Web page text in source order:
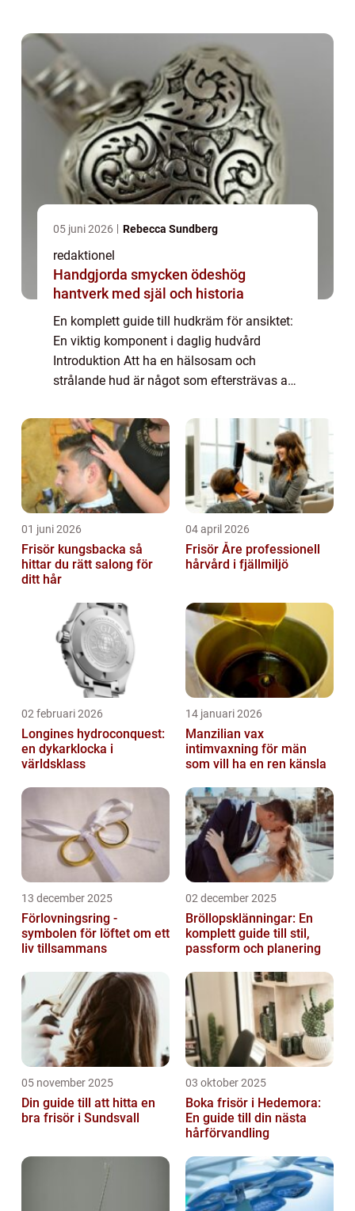
ansiktet s...
05 juni 2026 Rebecca Sundberg
redaktionel
Handgjorda smycken ödeshög
hantverk med själ och historia
En komplett guide till hudkräm för ansiktet:
En viktig komponent i daglig hudvård
Introduktion Att ha en hälsosam och
strålande hud är något som eftersträvas av
regelbunden hudvårdsrutin, där hudkräm för
ansiktet s...
01 juni 2026
Frisör kungsbacka så
hittar du rätt salong för
ditt hår
04 april 2026
Frisör Åre professionell
hårvård i fjällmiljö
02 februari 2026
Longines hydroconquest:
en dykarklocka i
världsklass
14 januari 2026
Manzilian vax
intimvaxning för män
som vill ha en ren känsla
13 december 2025
Förlovningsring -
symbolen för löftet om ett
liv tillsammans
02 december 2025
Bröllopsklänningar: En
komplett guide till stil,
passform och planering
05 november 2025
Din guide till att hitta en
bra frisör i Sundsvall
03 oktober 2025
Boka frisör i Hedemora:
En guide till din nästa
hårförvandling